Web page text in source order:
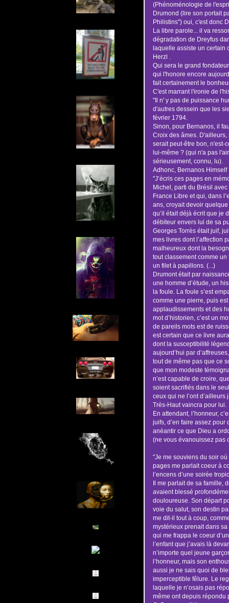
(Phénoménologie de
Drumond (lire son portait
Philistins") oui, c'est donc
La libre parole... il va
dégradation de Dreyfus
laquelle assiste un certain
Herzl .
Qui sera le grand
qui l'honore encore
fait certainement le
C'est marrant l'ironie de
"Il n' y pas de puissance
d'autres dessein que les
février 1794.
Sinon, pour Bernanos, il
Croix des âmes.
serait peut-être bon, n'est-
lui-même ? (qui n'a pas
sérieusement, connu, lu).
Adhonc, Bernanos Himself
"J’écris ces pages en
Michel, parti du Brésil
France Libre et qui, dans
ans, croyait devoir
qu’il était déjà écrit que je
débiteur envers lui de sa
Georges Torrès était juif,
mes livres dont l’affection
malheureux dont la
tout classement comme
un filet à papillons. (...)
Drumont était par
une homme d’étude, un
la foule. La foule s’est
comme une pierre, puis
applaudissements et des
mot d’historien, c’est un
de pareils mots est de
est certain que ce livre
dont la susceptibilité
aujourd’hui par
tout de même pas que ce
que mon modeste
n’est capable de croire,
soient sacrifiés dans le
ceux qui ne l’ont d’ailleurs
Très-Haut vaincra pour lui.
En attendant, l’honneur,
juifs, d’en faire assez
anéantir ce que Dieu a
(ne vous évanouissez pas
"Je me souviens du soir
pages me parlait coeur à
l’encens d’une soirée
Il me parlait de sa famille,
avaient blessé
douloureuse. Son départ
voie du salut, son destin
me dit-il tout à coup,
mystérieux prenait dans
qui me frappa le coeur
l’enfant que j’avais là
n’importe quel jeune
l’honneur, mais son
aussi je ne sais quoi de
imperceptible fêlure. Le
laquelle je n’osais pas
même ont depuis répondu